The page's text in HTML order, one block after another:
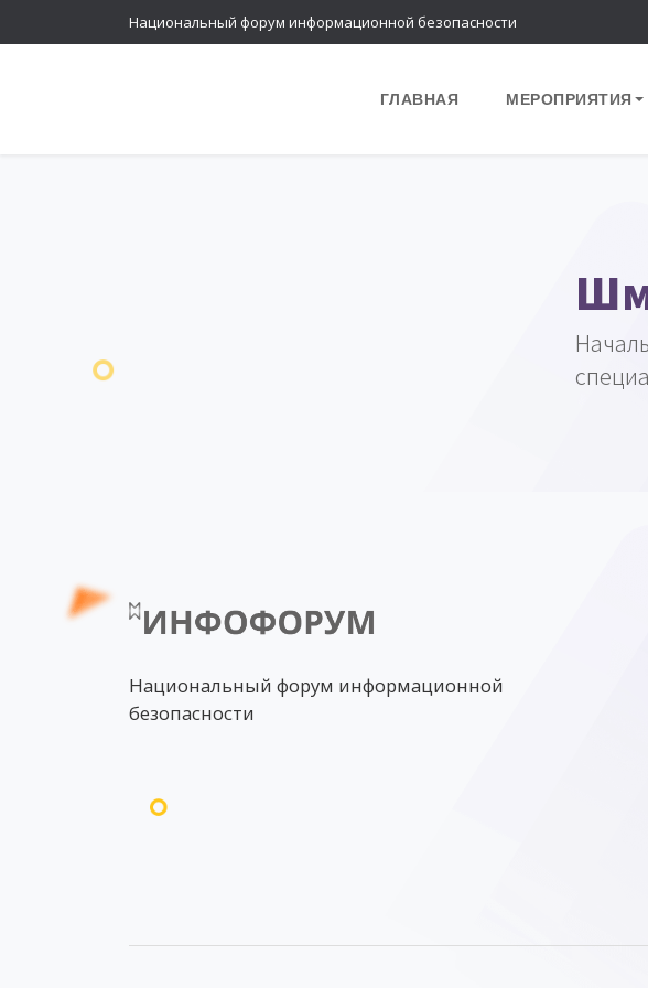
Национальный форум информационной безопасности
ГЛАВНАЯ МЕРОПРИЯТИЯ
Национальный форум информационной
безопасности